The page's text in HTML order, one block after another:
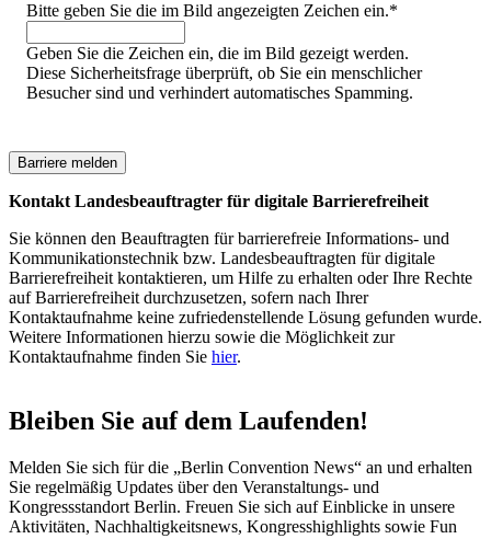
Bitte geben Sie die im Bild angezeigten Zeichen ein.*
Geben Sie die Zeichen ein, die im Bild gezeigt werden.
Diese Sicherheitsfrage überprüft, ob Sie ein menschlicher
Besucher sind und verhindert automatisches Spamming.
Kontakt Landesbeauftragter für digitale Barrierefreiheit
Sie können den Beauftragten für barrierefreie Informations- und
Kommunikationstechnik bzw. Landesbeauftragten für digitale
Barrierefreiheit kontaktieren, um Hilfe zu erhalten oder Ihre Rechte
auf Barrierefreiheit durchzusetzen, sofern nach Ihrer
Kontaktaufnahme keine zufriedenstellende Lösung gefunden wurde.
Weitere Informationen hierzu sowie die Möglichkeit zur
Kontaktaufnahme finden Sie hier.
Bleiben Sie auf dem Laufenden!
Melden Sie sich für die „Berlin Convention News“ an und erhalten
Sie regelmäßig Updates über den Veranstaltungs- und
Kongressstandort Berlin. Freuen Sie sich auf Einblicke in unsere
Aktivitäten, Nachhaltigkeitsnews, Kongresshighlights sowie Fun